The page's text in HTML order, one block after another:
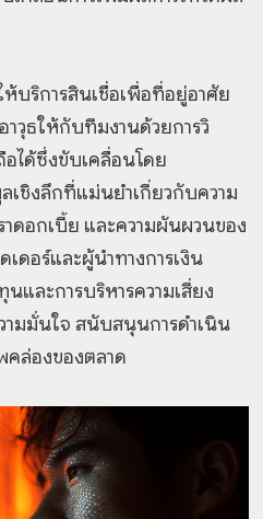
ห้บริการสินเชื่อเพื่อที่อยู่อาศัย
าวุธให้กับทีมงานด้วยการวิ
อได้ซึ่งขับเคลื่อนโดย
ชิงลึกที่แม่นยำเกี่ยวกับความ
าดอกเบี้ย และความผันผวนของ
ดอร์และผู้นำทางการเงิน
และการบริหารความเสี่ยง
มมั่นใจ สนับสนุนการดำเนิน
คล่องของตลาด